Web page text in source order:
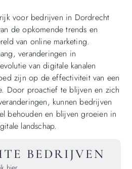
voor bedrijven in Dordrecht
de opkomende trends en
van online marketing.
veranderingen in
van digitale kanalen
zijn op de effectiviteit van een
Door proactief te blijven en zich
kunnen bedrijven
behouden en blijven groeien in
landschap.
BEDRIJVEN